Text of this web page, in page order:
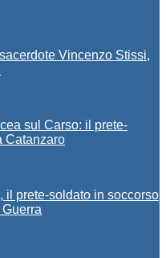
Vincenzo Stissi,
sul Carso: il prete-
Catanzaro
il prete-soldato in soccorso